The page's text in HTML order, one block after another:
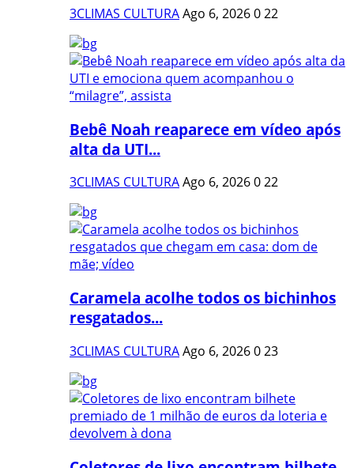
3CLIMAS CULTURAAgo 6, 2026022
Bebê Noah reaparece em vídeo após
alta da UTI...
3CLIMAS CULTURAAgo 6, 2026022
Caramela acolhe todos os bichinhos
resgatados...
3CLIMAS CULTURAAgo 6, 2026023